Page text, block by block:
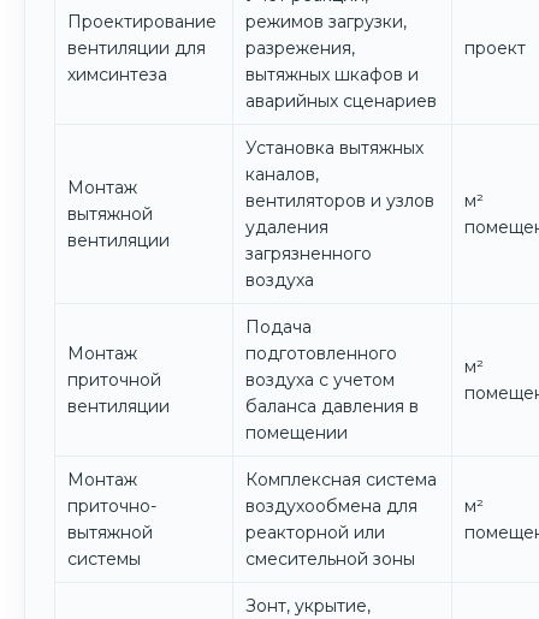
Проектирование
вентиляции для
химсинтеза
режимов загрузки,
разрежения,
вытяжных шкафов и
аварийных сценариев
проект
Монтаж
вытяжной
вентиляции
Установка вытяжных
каналов,
вентиляторов и узлов
удаления
загрязненного
воздуха
м²
Монтаж
приточной
вентиляции
Подача
подготовленного
воздуха с учетом
баланса давления в
помещении
м²
Монтаж
приточно-
вытяжной
системы
Комплексная система
воздухообмена для
реакторной или
смесительной зоны
м²
Зонт, укрытие,